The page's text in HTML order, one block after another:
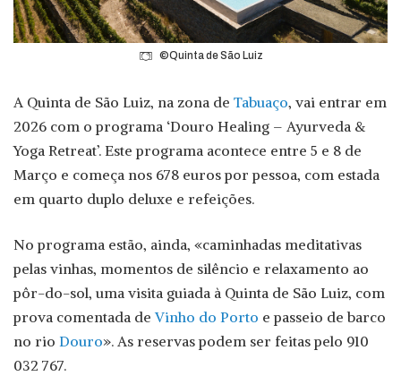
©Quinta de São Luiz
A Quinta de São Luiz, na zona de Tabuaço, vai entrar em
2026 com o programa ‘Douro Healing – Ayurveda &
Yoga Retreat’. Este programa acontece entre 5 e 8 de
Março e começa nos 678 euros por pessoa, com estada
em quarto duplo deluxe e refeições.
No programa estão, ainda, «caminhadas meditativas
pelas vinhas, momentos de silêncio e relaxamento ao
pôr-do-sol, uma visita guiada à Quinta de São Luiz, com
prova comentada deVinho do Porto e passeio de barco
no rio Douro». As reservas podem ser feitas pelo 910
032 767.